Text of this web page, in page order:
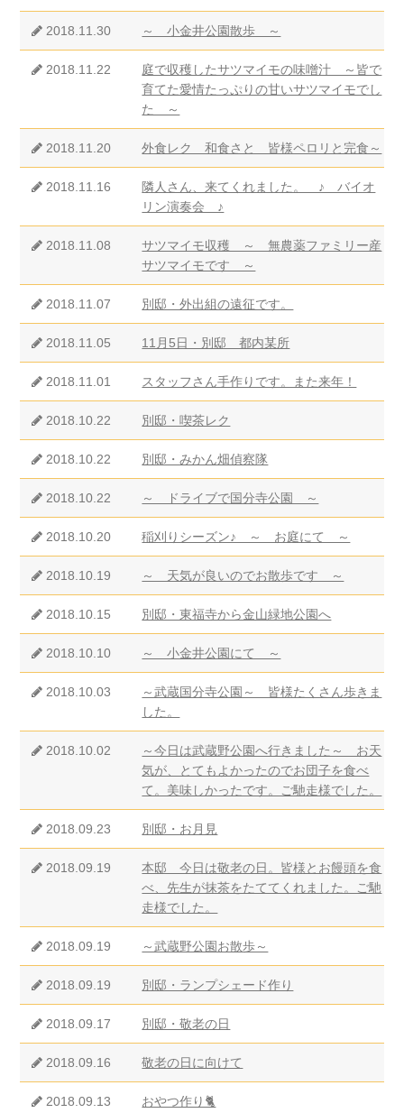
2018.11.30 ～ 小金井公園散歩 ～
2018.11.22
庭で収穫したサツマイモの味噌汁 ～皆で
育てた愛情たっぷりの甘いサツマイモでし
た ～
2018.11.20 外食レク 和食さと 皆様ペロリと完食～
2018.11.16
隣人さん、来てくれました。 ♪ バイオ
リン演奏会 ♪
2018.11.08
サツマイモ収穫 ～ 無農薬ファミリー産
サツマイモです ～
2018.11.07 別邸・外出組の遠征です。
2018.11.05 11月5日・別邸 都内某所
2018.11.01 スタッフさん手作りです。また来年！
2018.10.22 別邸・喫茶レク
2018.10.22 別邸・みかん畑偵察隊
2018.10.22 ～ ドライブで国分寺公園 ～
2018.10.20 稲刈りシーズン♪ ～ お庭にて ～
2018.10.19 ～ 天気が良いのでお散歩です ～
2018.10.15 別邸・東福寺から金山緑地公園へ
2018.10.10 ～ 小金井公園にて ～
2018.10.03
～武蔵国分寺公園～ 皆様たくさん歩きま
した。
2018.10.02
～今日は武蔵野公園へ行きました～ お天
気が、とてもよかったのでお団子を食べ
て。美味しかったです。ご馳走様でした。
2018.09.23 別邸・お月見
2018.09.19
本邸 今日は敬老の日。皆様とお饅頭を食
べ、先生が抹茶をたててくれました。ご馳
走様でした。
2018.09.19 ～武蔵野公園お散歩～
2018.09.19 別邸・ランプシェード作り
2018.09.17 別邸・敬老の日
2018.09.16 敬老の日に向けて
2018.09.13 おやつ作り🐈